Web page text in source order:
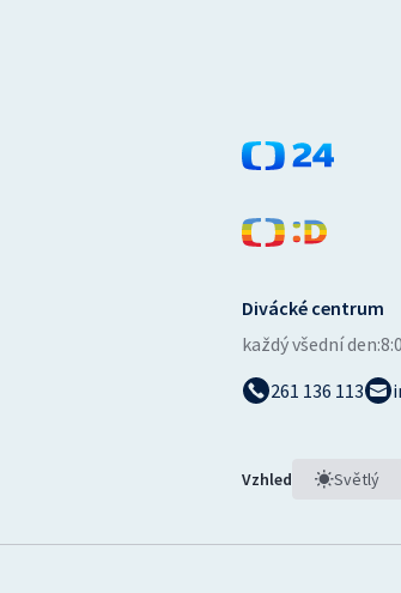
Divácké centrum
každý všední den:
261 136 113
Vzhled Světlý